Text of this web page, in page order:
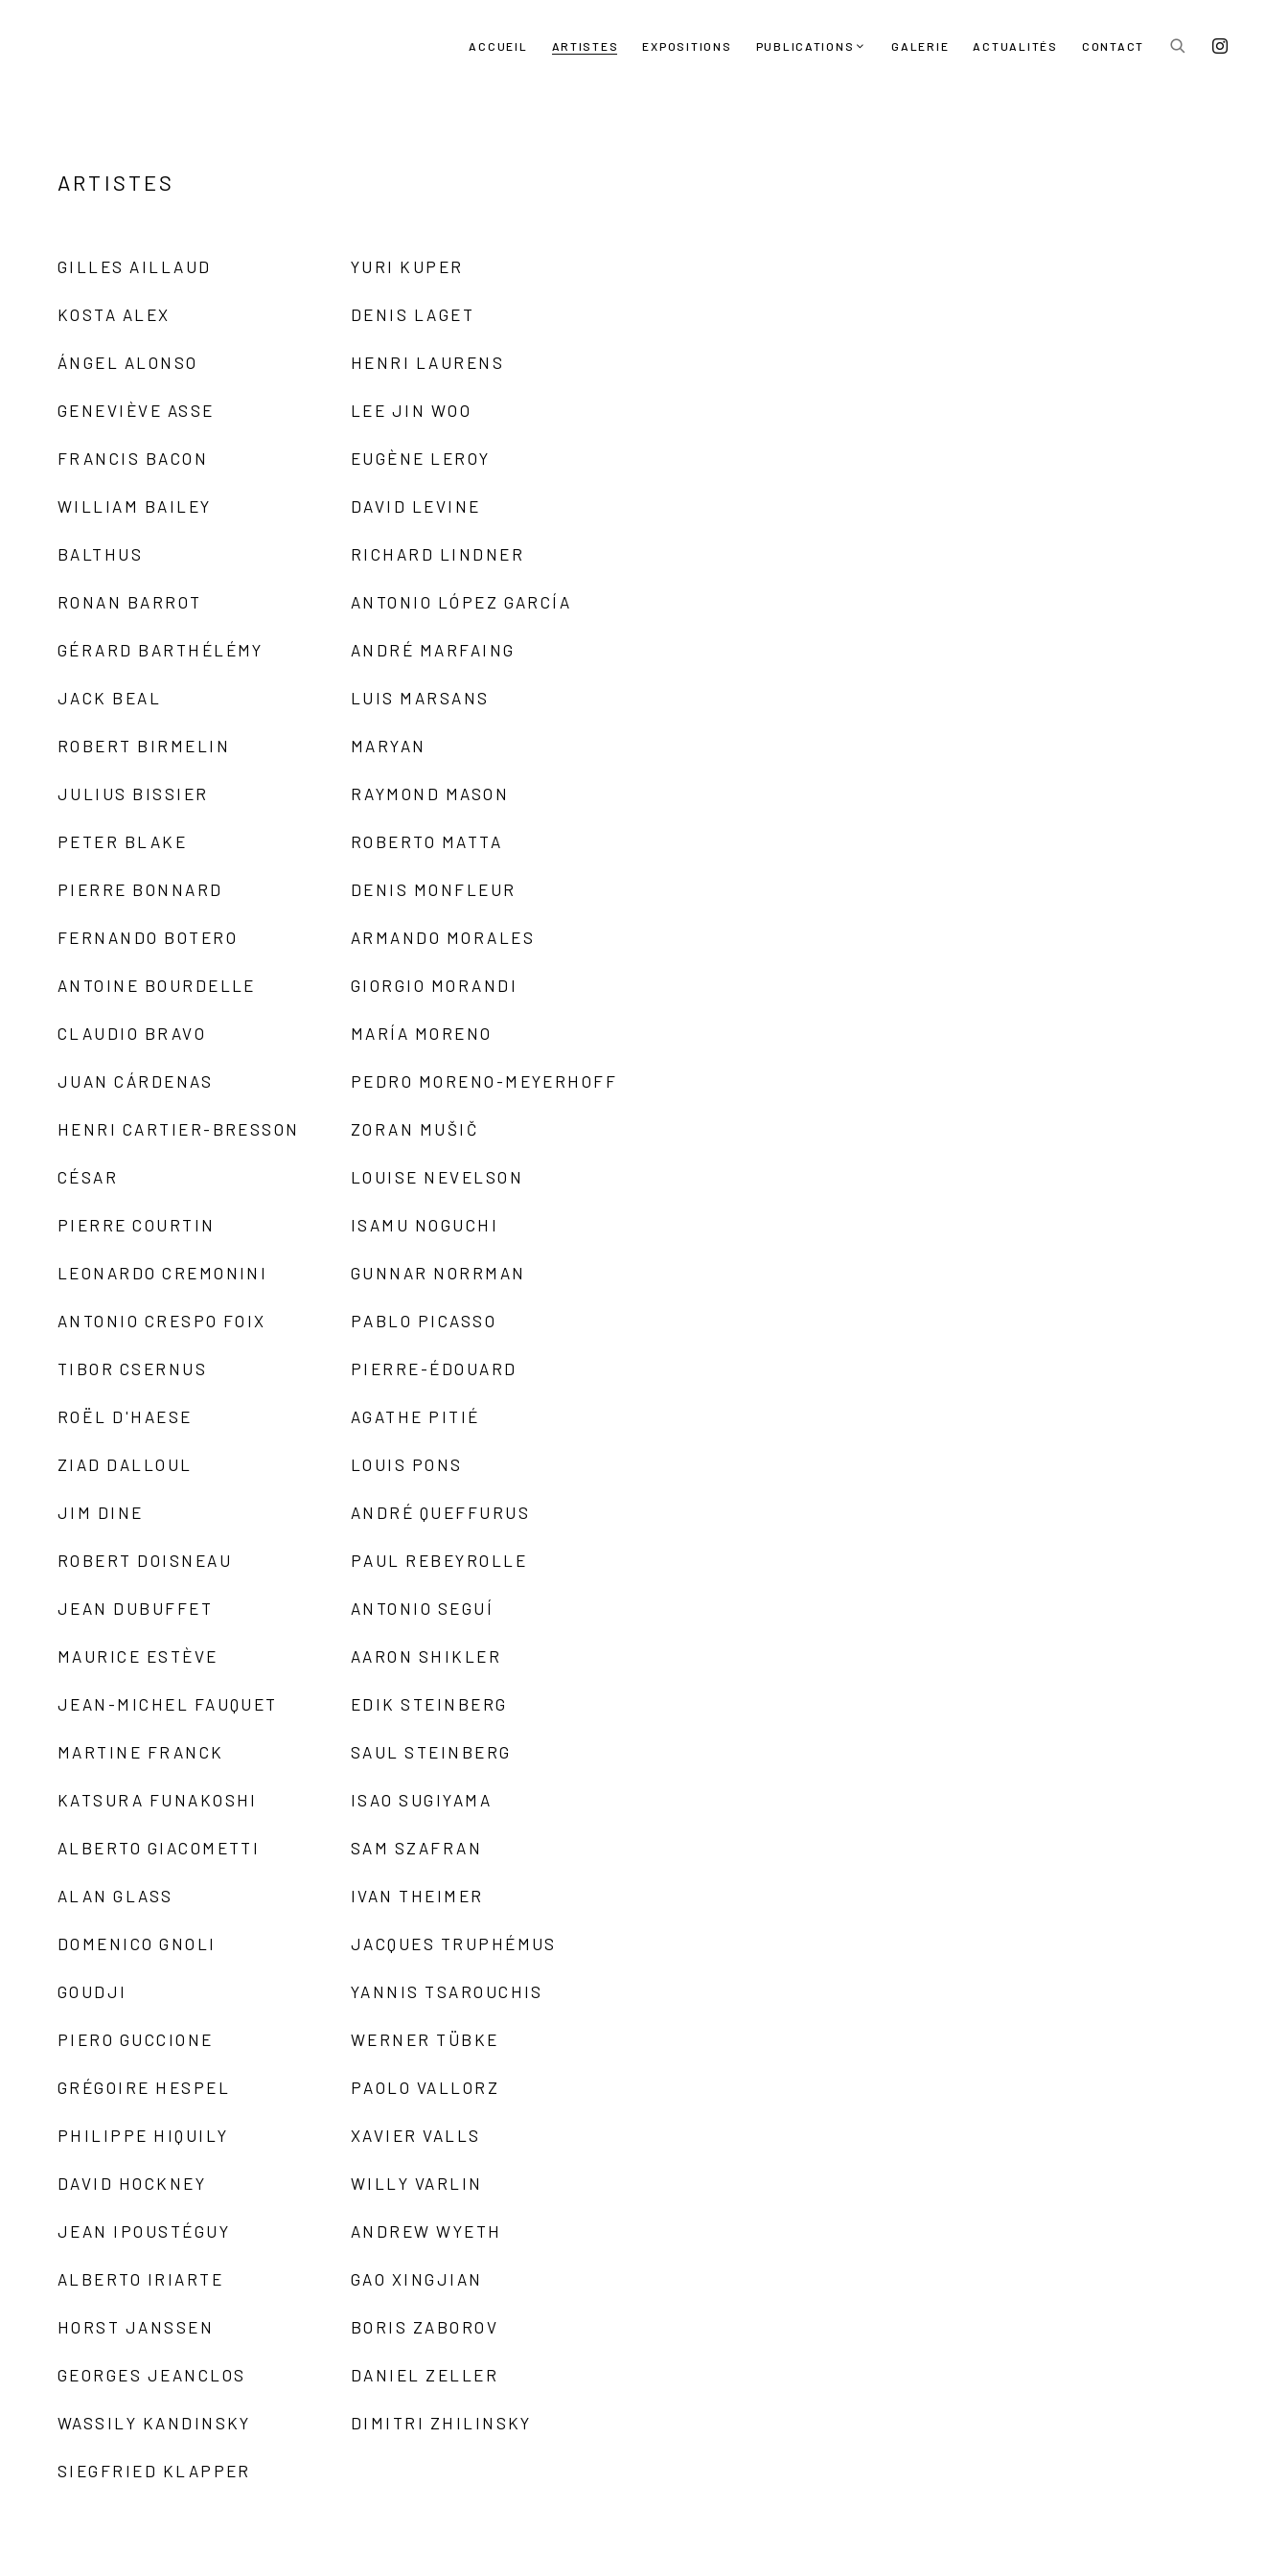
ACCUEIL ARTISTES EXPOSITIONS PUBLICATIONS GALERIE ACTUALITÉS CONTACT
ARTISTES
GILLES AILLAUD
KOSTA ALEX
ÁNGEL ALONSO
GENEVIÈVE ASSE
FRANCIS BACON
WILLIAM BAILEY
BALTHUS
RONAN BARROT
GÉRARD BARTHÉLÉMY
JACK BEAL
ROBERT BIRMELIN
JULIUS BISSIER
PETER BLAKE
PIERRE BONNARD
FERNANDO BOTERO
ANTOINE BOURDELLE
CLAUDIO BRAVO
JUAN CÁRDENAS
HENRI CARTIER-BRESSON
CÉSAR
PIERRE COURTIN
LEONARDO CREMONINI
ANTONIO CRESPO FOIX
TIBOR CSERNUS
ROËL D'HAESE
ZIAD DALLOUL
JIM DINE
ROBERT DOISNEAU
JEAN DUBUFFET
MAURICE ESTÈVE
JEAN-MICHEL FAUQUET
MARTINE FRANCK
KATSURA FUNAKOSHI
ALBERTO GIACOMETTI
ALAN GLASS
DOMENICO GNOLI
GOUDJI
PIERO GUCCIONE
GRÉGOIRE HESPEL
PHILIPPE HIQUILY
DAVID HOCKNEY
JEAN IPOUSTÉGUY
ALBERTO IRIARTE
HORST JANSSEN
GEORGES JEANCLOS
WASSILY KANDINSKY
SIEGFRIED KLAPPER
YURI KUPER
DENIS LAGET
HENRI LAURENS
LEE JIN WOO
EUGÈNE LEROY
DAVID LEVINE
RICHARD LINDNER
ANTONIO LÓPEZ GARCÍA
ANDRÉ MARFAING
LUIS MARSANS
MARYAN
RAYMOND MASON
ROBERTO MATTA
DENIS MONFLEUR
ARMANDO MORALES
GIORGIO MORANDI
MARÍA MORENO
PEDRO MORENO-MEYERHOFF
ZORAN MUŠIČ
LOUISE NEVELSON
ISAMU NOGUCHI
GUNNAR NORRMAN
PABLO PICASSO
PIERRE-ÉDOUARD
AGATHE PITIÉ
LOUIS PONS
ANDRÉ QUEFFURUS
PAUL REBEYROLLE
ANTONIO SEGUÍ
AARON SHIKLER
EDIK STEINBERG
SAUL STEINBERG
ISAO SUGIYAMA
SAM SZAFRAN
IVAN THEIMER
JACQUES TRUPHÉMUS
YANNIS TSAROUCHIS
WERNER TÜBKE
PAOLO VALLORZ
XAVIER VALLS
WILLY VARLIN
ANDREW WYETH
GAO XINGJIAN
BORIS ZABOROV
DANIEL ZELLER
DIMITRI ZHILINSKY